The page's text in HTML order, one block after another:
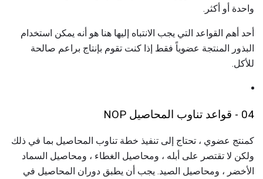
واحدة أو أكثر.
أحد أهم القواعد التي يجب الانتباه إليها هنا هو أنه يمكن استخدام
البذور المنتجة عضوياً فقط إذا كنت تقوم بإنتاج براعم صالحة
للأكل.
04 - قواعد تناوب المحاصيل NOP
كمنتج عضوي ، تحتاج إلى تنفيذ خطة تناوب المحاصيل بما في ذلك
ولكن لا تقتصر على أبله ، ومحاصيل الغطاء ، ومحاصيل السماد
الأخضر ، ومحاصيل الصيد. يجب أن يطبق دوران المحاصيل في